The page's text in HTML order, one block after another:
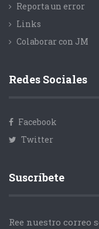
Reporta un error
Links
Colaborar con JM
Redes Sociales
Facebook
Twitter
Suscríbete
Ree nuestro correo